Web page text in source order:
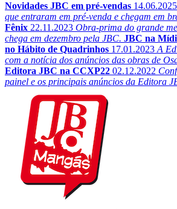
Novidades JBC em pré-vendas 14.06.2025
que entraram em pré-venda e chegam em
Fênix 22.11.2023 Obra-prima do grande
chega em dezembro pela JBC. JBC na
no Hábito de Quadrinhos 17.01.2023 A
com a notícia dos anúncios das obras de
Editora JBC na CCXP22 02.12.2022
painel e os principais anúncios da Editora